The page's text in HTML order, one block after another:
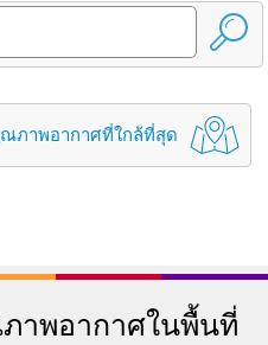
ภาพอากาศที่ใกล้ที่สุด
พอากาศในพื้นที่